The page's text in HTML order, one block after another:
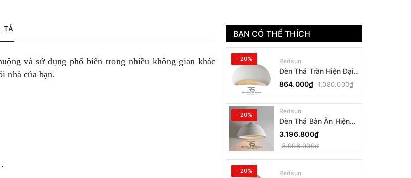
TẢ
và sử dụng phổ biến trong nhiều không gian khác
nhà của bạn.
BẠN CÓ THỂ THÍCH
- 20% Redsun
Đèn Thả Trần Hiện Đại
Phong Cách Nhật Bản
Wabi-sabi CDT-T036
Dáng B
864.000₫ 1.080.000₫
- 20% Redsun
Đèn Thả Bàn Ăn Hiện
Đại Bậc Thang Đơn
Phong Cách Nhật Bản
Wabi-sabi DC-T078B
3.196.800₫
3.996.000₫
- 20% Redsun